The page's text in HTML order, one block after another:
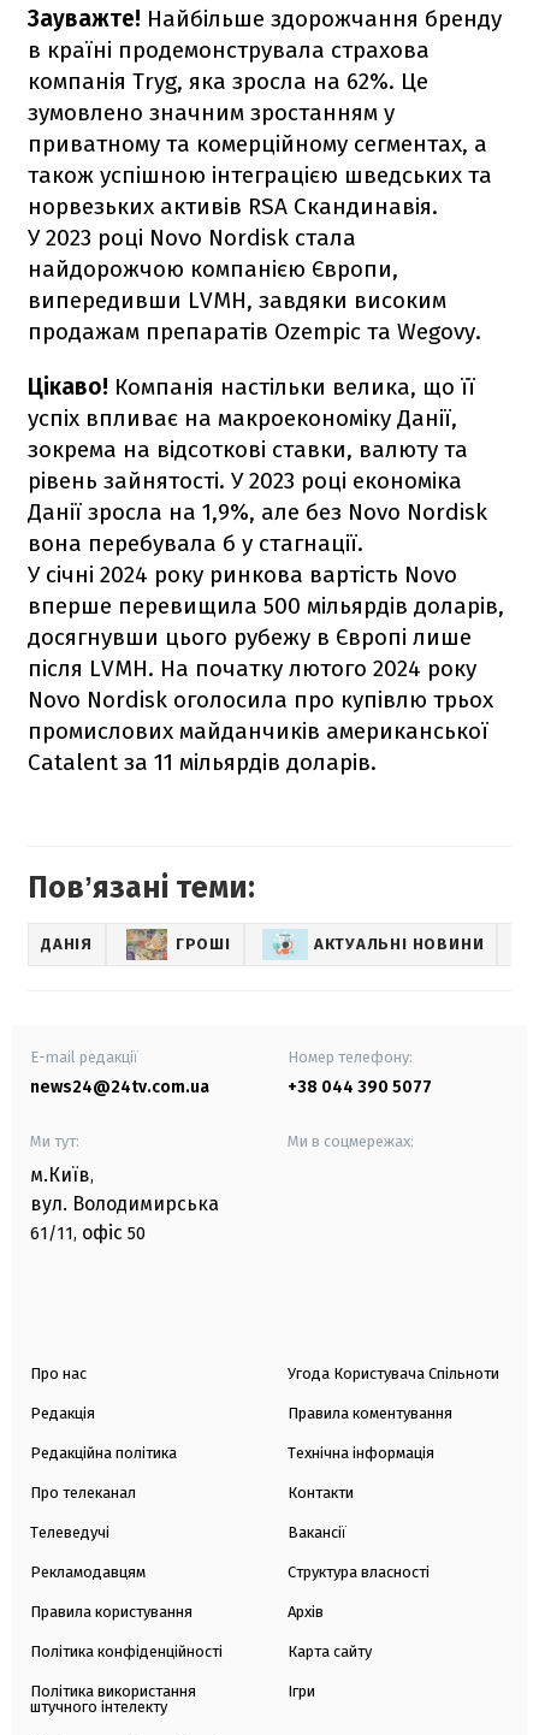
Зауважте! Найбільше здорожчання бренду
в країні продемонструвала страхова
компанія Tryg, яка зросла на 62%. Це
зумовлено значним зростанням у
приватному та комерційному сегментах, а
також успішною інтеграцією шведських та
норвезьких активів RSA Скандинавія.
У 2023 році Novo Nordisk стала
найдорожчою компанією Європи,
випередивши LVMH, завдяки високим
продажам препаратів Ozempic та Wegovy.
Цікаво! Компанія настільки велика, що її
успіх впливає на макроекономіку Данії,
зокрема на відсоткові ставки, валюту та
рівень зайнятості. У 2023 році економіка
Данії зросла на 1,9%, але без Novo Nordisk
вона перебувала б у стагнації.
У січні 2024 року ринкова вартість Novo
вперше перевищила 500 мільярдів доларів,
досягнувши цього рубежу в Європі лише
після LVMH. На початку лютого 2024 року
Novo Nordisk оголосила про купівлю трьох
промислових майданчиків американської
Catalent за 11 мільярдів доларів.
Повʼязані теми:
ДАНІЯ ГРОШІ АКТУАЛЬНІ НОВИНИ
E-mail редакції
news24@24tv.com.ua
Номер телефону:
+38 044 390 5077
Ми тут:
м.Київ,
вул. Володимирська
61/11, офіс 50
Ми в соцмережах:
Про нас
Редакція
Редакційна політика
Про телеканал
Телеведучі
Рекламодавцям
Правила користування
Політика конфіденційності
Політика використання
штучного інтелекту
Угода Користувача Спільноти
Правила коментування
Технічна інформація
Контакти
Вакансії
Структура власності
Архів
Карта сайту
Ігри